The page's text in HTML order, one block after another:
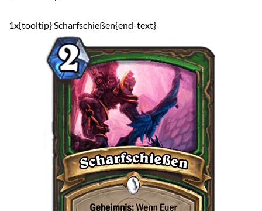
1x{tooltip} Scharfschießen{end-text}